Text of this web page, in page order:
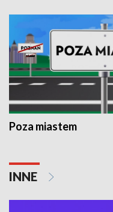
Poza miastem
INNE